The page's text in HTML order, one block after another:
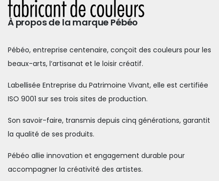
À propos de la marque Pébéo
Pébéo, entreprise centenaire, conçoit des couleurs pour les
beaux-arts, l’artisanat et le loisir créatif.
Labellisée Entreprise du Patrimoine Vivant, elle est certifiée
ISO 9001 sur ses trois sites de production.
Son savoir-faire, transmis depuis cinq générations, garantit
la qualité de ses produits.
Pébéo allie innovation et engagement durable pour
accompagner la créativité des artistes.